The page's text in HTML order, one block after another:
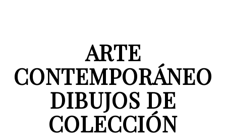
ARTE
CONTEMPORÁNEO
DIBUJOS DE
COLECCIÓN